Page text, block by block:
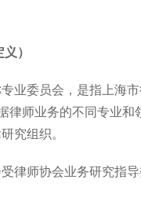
）
业委员会，是指上海
律师业务的不同专业和
究组织。
律师协会业务研究指